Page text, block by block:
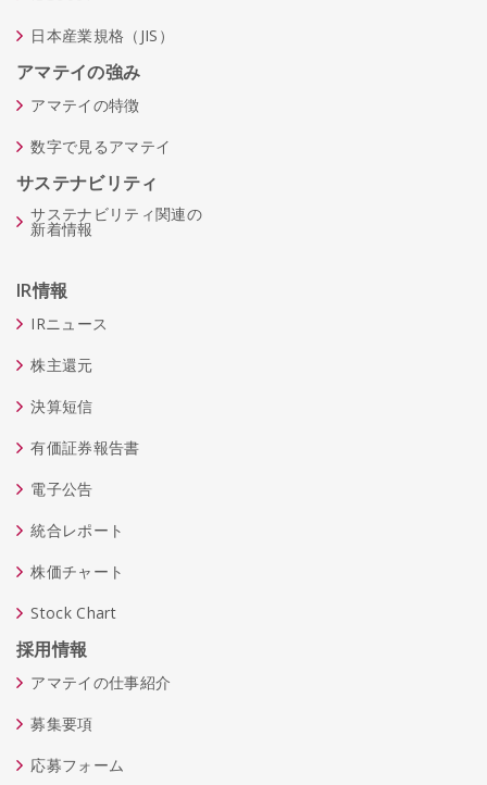
日本産業規格（JIS）
アマテイの強み
アマテイの特徴
数字で見るアマテイ
サステナビリティ
サステナビリティ関連の
新着情報
IR情報
IRニュース
株主還元
決算短信
有価証券報告書
電子公告
統合レポート
株価チャート
Stock Chart
採用情報
アマテイの仕事紹介
募集要項
応募フォーム